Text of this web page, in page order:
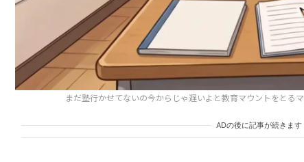
まだ塾行かせてないの今からじゃ遅いよと教育マウントをとる
ADの後に記事が続きます